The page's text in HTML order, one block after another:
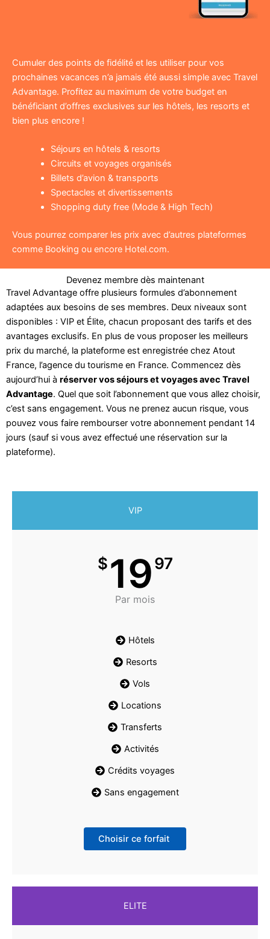
Cumuler des points de fidélité et les utiliser pour vos
prochaines vacances n’a jamais été aussi simple avec Travel
Advantage. Profitez au maximum de votre budget en
bénéficiant d’offres exclusives sur les hôtels, les resorts et
bien plus encore !
Séjours en hôtels & resorts
Circuits et voyages organisés
Billets d’avion & transports
Spectacles et divertissements
Shopping duty free (Mode & High Tech)
Vous pourrez comparer les prix avec d’autres plateformes
comme Booking ou encore Hotel.com.
Devenez membre dès maintenant
Travel Advantage offre plusieurs formules d’abonnement
adaptées aux besoins de ses membres. Deux niveaux sont
disponibles : VIP et Élite, chacun proposant des tarifs et des
avantages exclusifs. En plus de vous proposer les meilleurs
prix du marché, la plateforme est enregistrée chez Atout
France, l’agence du tourisme en France. Commencez dès
aujourd’hui à réserver vos séjours et voyages avec Travel
Advantage. Quel que soit l’abonnement que vous allez choisir,
c’est sans engagement. Vous ne prenez aucun risque, vous
pouvez vous faire rembourser votre abonnement pendant 14
jours (sauf si vous avez effectué une réservation sur la
plateforme).
VIP
$1997
Par mois
Hôtels
Resorts
Vols
Locations
Transferts
Activités
Crédits voyages
Sans engagement
Choisir ce forfait
ELITE